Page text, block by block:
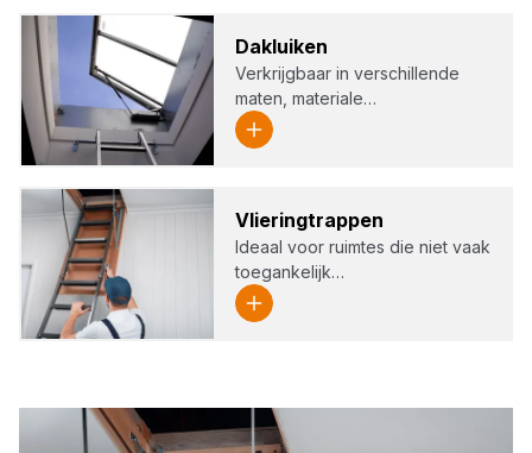
Dak­lui­ken
Verkrijgbaar in verschillende
maten, materiale…
Vlie­ring­trap­pen
Ideaal voor ruimtes die niet vaak
toegankelijk…